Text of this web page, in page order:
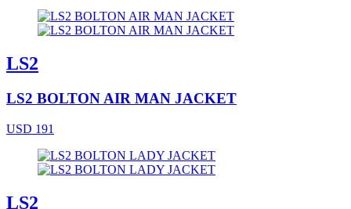
LS2
LS2 BOLTON AIR MAN JACKET
USD 191
LS2